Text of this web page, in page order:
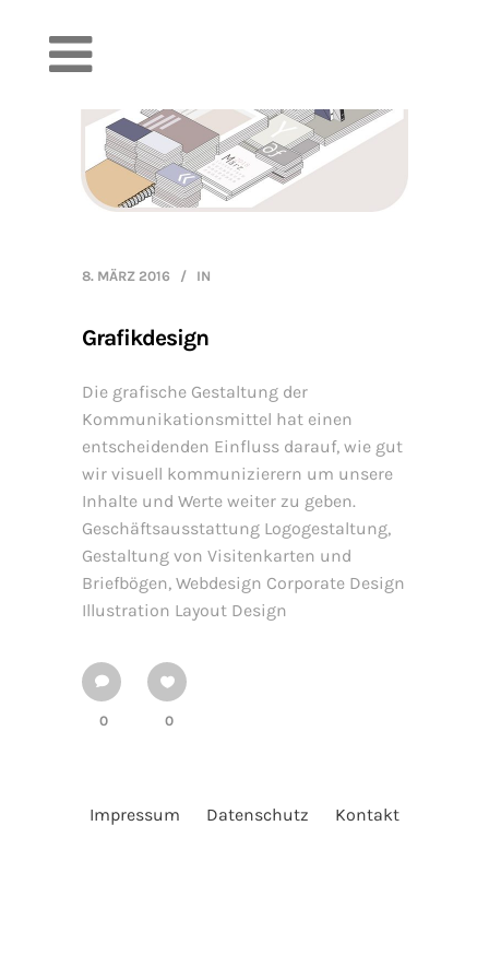
8. MÄRZ 2016 IN
Grafikdesign
Die grafische Gestaltung der
Kommunikationsmittel hat einen
entscheidenden Einfluss darauf, wie gut
wir visuell kommunizierern um unsere
Inhalte und Werte weiter zu geben.
Geschäftsausstattung Logogestaltung,
Gestaltung von Visitenkarten und
Briefbögen, Webdesign Corporate Design
Illustration Layout Design
0 0
Impressum Datenschutz Kontakt